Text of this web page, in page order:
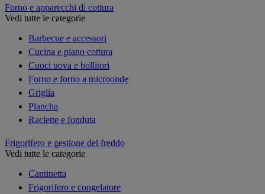
Forno e apparecchi di cottura
Vedi tutte le categorie
Barbecue e accessori
Cucina e piano cottura
Cuoci uova e bollitori
Forno e forno a microonde
Griglia
Plancha
Raclette e fonduta
Frigorifero e gestione del freddo
Vedi tutte le categorie
Cantinetta
Frigorifero e congelatore